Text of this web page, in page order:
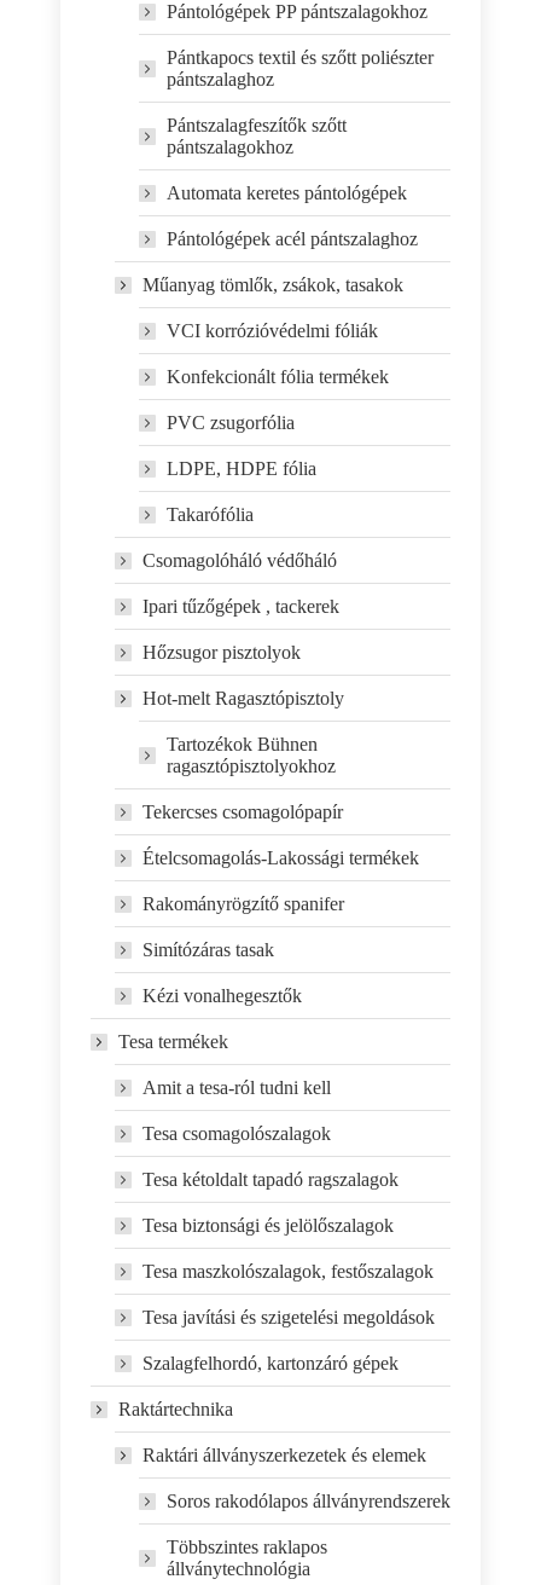
Pántológépek PP pántszalagokhoz
Pántkapocs textil és szőtt poliészter
pántszalaghoz
Pántszalagfeszítők szőtt
pántszalagokhoz
Automata keretes pántológépek
Pántológépek acél pántszalaghoz
Műanyag tömlők, zsákok, tasakok
VCI korrózióvédelmi fóliák
Konfekcionált fólia termékek
PVC zsugorfólia
LDPE, HDPE fólia
Takarófólia
Csomagolóháló védőháló
Ipari tűzőgépek , tackerek
Hőzsugor pisztolyok
Hot-melt Ragasztópisztoly
Tartozékok Bühnen
ragasztópisztolyokhoz
Tekercses csomagolópapír
Ételcsomagolás-Lakossági termékek
Rakományrögzítő spanifer
Simítózáras tasak
Kézi vonalhegesztők
Tesa termékek
Amit a tesa-ról tudni kell
Tesa csomagolószalagok
Tesa kétoldalt tapadó ragszalagok
Tesa biztonsági és jelölőszalagok
Tesa maszkolószalagok, festőszalagok
Tesa javítási és szigetelési megoldások
Szalagfelhordó, kartonzáró gépek
Raktártechnika
Raktári állványszerkezetek és elemek
Soros rakodólapos állványrendszerek
Többszintes raklapos
állványtechnológia